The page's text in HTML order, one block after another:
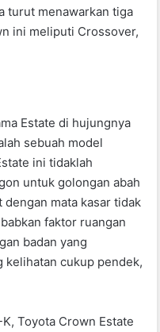
turut menawarkan tiga
ini meliputi Crossover,
Estate di hujungnya
sebuah model
ini tidaklah
untuk golongan abah
mata kasar tidak
faktor ruangan
badan yang
kelihatan cukup pendek,
Toyota Crown Estate